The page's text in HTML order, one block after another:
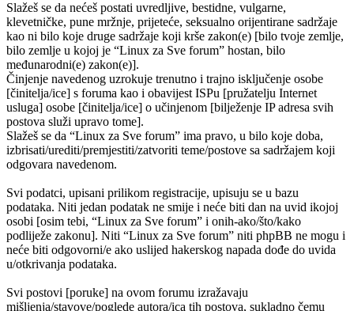
Slažeš se da nećeš postati uvredljive, bestidne, vulgarne,
klevetničke, pune mržnje, prijeteće, seksualno orijentirane sadržaje
kao ni bilo koje druge sadržaje koji krše zakon(e) [bilo tvoje zemlje,
bilo zemlje u kojoj je “Linux za Sve forum” hostan, bilo
međunarodni(e) zakon(e)].
Činjenje navedenog uzrokuje trenutno i trajno isključenje osobe
[činitelja/ice] s foruma kao i obavijest ISPu [pružatelju Internet
usluga] osobe [činitelja/ice] o učinjenom [bilježenje IP adresa svih
postova služi upravo tome].
Slažeš se da “Linux za Sve forum” ima pravo, u bilo koje doba,
izbrisati/urediti/premjestiti/zatvoriti teme/postove sa sadržajem koji
odgovara navedenom.
Svi podatci, upisani prilikom registracije, upisuju se u bazu
podataka. Niti jedan podatak ne smije i neće biti dan na uvid ikojoj
osobi [osim tebi, “Linux za Sve forum” i onih-ako/što/kako
podliježe zakonu]. Niti “Linux za Sve forum” niti phpBB ne mogu i
neće biti odgovorni/e ako uslijed hakerskog napada dođe do uvida
u/otkrivanja podataka.
Svi postovi [poruke] na ovom forumu izražavaju
mišljenja/stavove/poglede autora/ica tih postova, sukladno čemu